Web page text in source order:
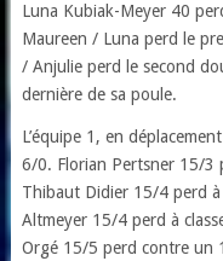
Luna Kubiak-Meyer 40
Maureen / Luna perd le
/ Anjulie perd le second
dernière de sa poule.
L’équipe 1, en
6/0. Florian Pertsner 15/3
Thibaut Didier 15/4 perd
Altmeyer 15/4 perd à
Orgé 15/5 perd contre un